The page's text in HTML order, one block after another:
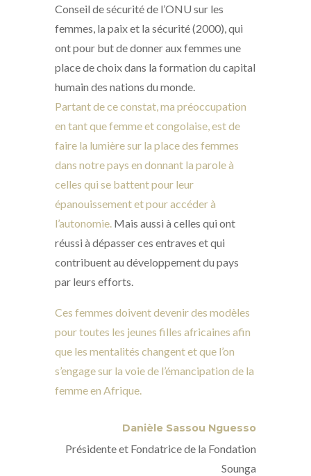
Conseil de sécurité de l’ONU sur les
femmes, la paix et la sécurité (2000), qui
ont pour but de donner aux femmes une
place de choix dans la formation du capital
humain des nations du monde.
Partant de ce constat, ma préoccupation
en tant que femme et congolaise, est de
faire la lumière sur la place des femmes
dans notre pays en donnant la parole à
celles qui se battent pour leur
épanouissement et pour accéder à
l’autonomie. Mais aussi à celles qui ont
réussi à dépasser ces entraves et qui
contribuent au développement du pays
par leurs efforts.
Ces femmes doivent devenir des modèles
pour toutes les jeunes filles africaines afin
que les mentalités changent et que l’on
s’engage sur la voie de l’émancipation de la
femme en Afrique.
Danièle Sassou Nguesso
Présidente et Fondatrice de la Fondation
Sounga